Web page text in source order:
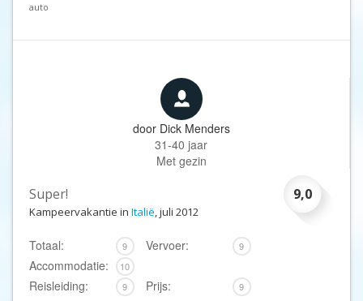
auto
door Dick Menders
31-40 jaar
Met gezin
9,0
Super!
Kampeervakantie in Italië, juli 2012
Totaal: 9 Vervoer: 9
Accommodatie: 10
Reisleiding: 9 Prijs: 9